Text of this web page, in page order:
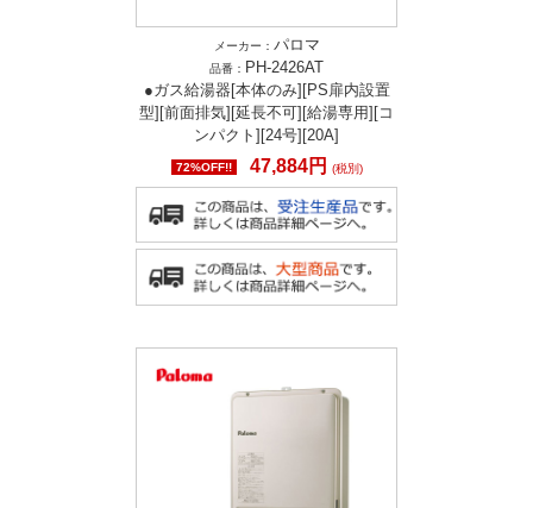
メーカー： パロマ
品番： PH-2426AT
●ガス給湯器[本体のみ][PS扉内設置
型][前面排気][延長不可][給湯専用][コ
ンパクト][24号][20A]
72%OFF!! 47,884円 (税別)